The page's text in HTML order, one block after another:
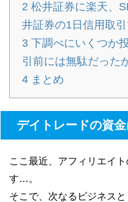
2 松井証券に楽天、
井証券の1日信用取
3 下調べにいくつか
引前には無駄だった
4 まとめ
デイトレードの資
ここ最近、アフィリエイ
す…。
そこで、次なるビジネス